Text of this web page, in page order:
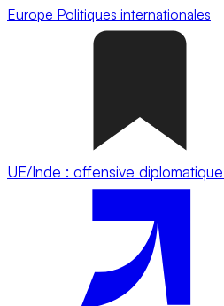
Europe Politiques internationales
UE/Inde : offensive